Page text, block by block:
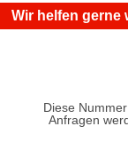
Wir helfen gerne
Diese
Anfragen